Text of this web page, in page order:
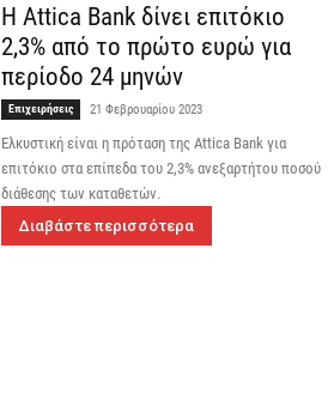
Η Attica Bank δίνει επιτόκιο
2,3% από το πρώτο ευρώ για
περίοδο 24 μηνών
Επιχειρήσεις 21 Φεβρουαρίου 2023
Ελκυστική είναι η πρόταση της Attica Bank για
επιτόκιο στα επίπεδα του 2,3% ανεξαρτήτου ποσού
διάθεσης των καταθετών.
Διαβάστε περισσότερα